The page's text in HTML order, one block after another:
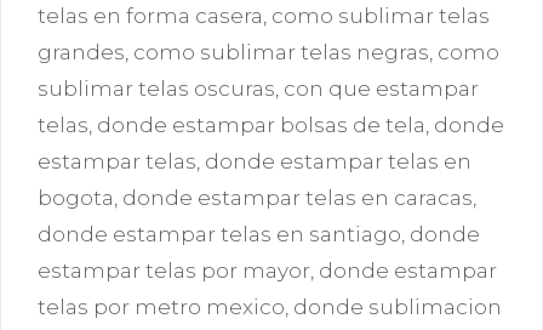
telas en forma casera, como sublimar telas
grandes, como sublimar telas negras, como
sublimar telas oscuras, con que estampar
telas, donde estampar bolsas de tela, donde
estampar telas, donde estampar telas en
bogota, donde estampar telas en caracas,
donde estampar telas en santiago, donde
estampar telas por mayor, donde estampar
telas por metro mexico, donde sublimacion